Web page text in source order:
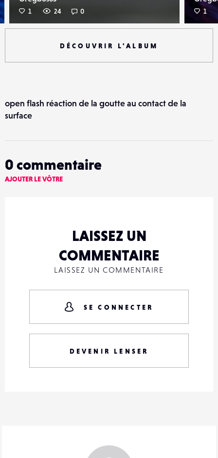
1 24 0 1
DÉCOUVRIR L'ALBUM
open flash réaction de la goutte au contact de la
surface
0 commentaire
AJOUTER LE VÔTRE
LAISSEZ UN
COMMENTAIRE
LAISSEZ UN COMMENTAIRE
SE CONNECTER
DEVENIR LENSER